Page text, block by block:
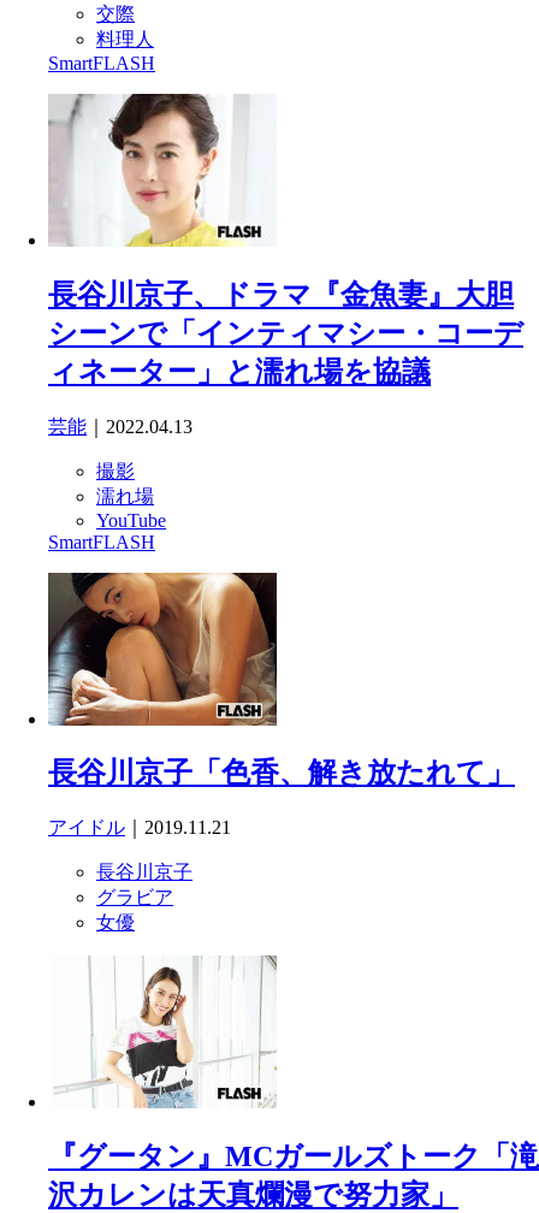
交際
料理人
SmartFLASH
長谷川京子、ドラマ『金魚妻』大胆
シーンで「インティマシー・コーデ
ィネーター」と濡れ場を協議
芸能 ｜2022.04.13
撮影
濡れ場
YouTube
SmartFLASH
長谷川京子「色香、解き放たれて」
アイドル ｜2019.11.21
長谷川京子
グラビア
女優
『グータン』MCガールズトーク「滝
沢カレンは天真爛漫で努力家」